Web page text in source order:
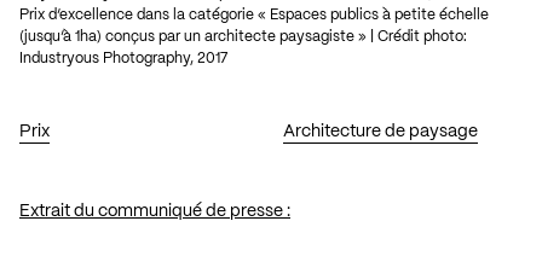
Prix Architecture de paysage
Prix d’excellence dans la catégorie « Espaces publics à petite échelle
(jusqu’à 1ha) conçus par un architecte paysagiste » | Crédit photo:
Industryous Photography, 2017
Extrait du communiqué de presse :